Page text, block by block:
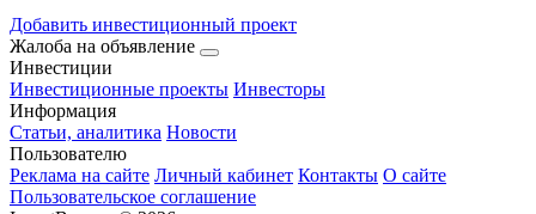
Добавить инвестиционный проект
Жалоба на объявление
Инвестиции
Инвестиционные проекты Инвесторы
Информация
Статьи, аналитика Новости
Пользователю
Реклама на сайте Личный кабинет Контакты О сайте
Пользовательское соглашение